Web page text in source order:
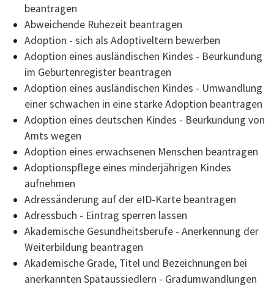
beantragen
Abweichende Ruhezeit beantragen
Adoption - sich als Adoptiveltern bewerben
Adoption eines ausländischen Kindes - Beurkundung
im Geburtenregister beantragen
Adoption eines ausländischen Kindes - Umwandlung
einer schwachen in eine starke Adoption beantragen
Adoption eines deutschen Kindes - Beurkundung von
Amts wegen
Adoption eines erwachsenen Menschen beantragen
Adoptionspflege eines minderjährigen Kindes
aufnehmen
Adressänderung auf der eID-Karte beantragen
Adressbuch - Eintrag sperren lassen
Akademische Gesundheitsberufe - Anerkennung der
Weiterbildung beantragen
Akademische Grade, Titel und Bezeichnungen bei
anerkannten Spätaussiedlern - Gradumwandlungen